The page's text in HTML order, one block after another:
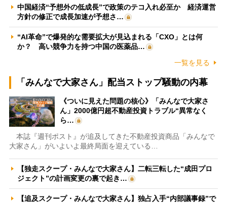
中国経済“予想外の低成長”で政策のテコ入れ必至か 経済運営
方針の修正で成長加速が予想さ…
“AI革命”で爆発的な需要拡大が見込まれる「CXO」とは何
か？ 高い競争力を持つ中国の医薬品…
一覧を見る
「みんなで大家さん」配当ストップ騒動の内幕
《ついに見えた問題の核心》「みんなで大家さ
ん」2000億円超不動産投資トラブル“異常なく
ら…
本誌『週刊ポスト』が追及してきた不動産投資商品「みんなで
大家さん」がいよいよ最終局面を迎えている…
【独走スクープ・みんなで大家さん】二転三転した“成田プロ
ジェクト”の計画変更の裏で起き…
【追及スクープ・みんなで大家さん】独占入手“内部議事録”で